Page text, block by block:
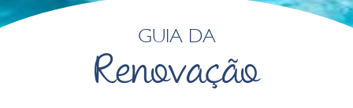
GUIA DA
Renovação